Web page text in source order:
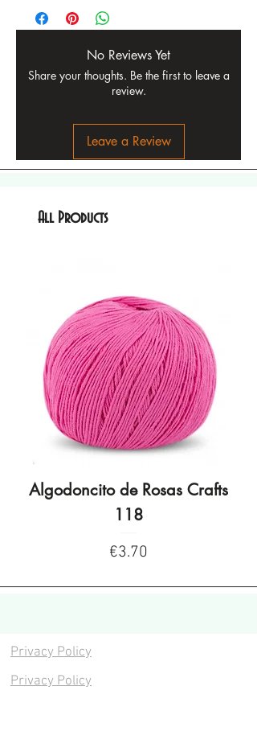
No Reviews Yet
Share your thoughts. Be the first to leave a
review.
Leave a Review
All Products
Algodoncito de Rosas Crafts
118
Price
€3.70
Privacy Policy
Privacy Policy